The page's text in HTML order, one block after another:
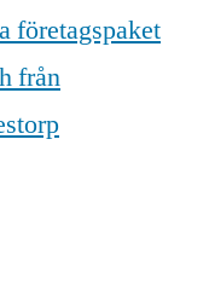
företagspaket
från